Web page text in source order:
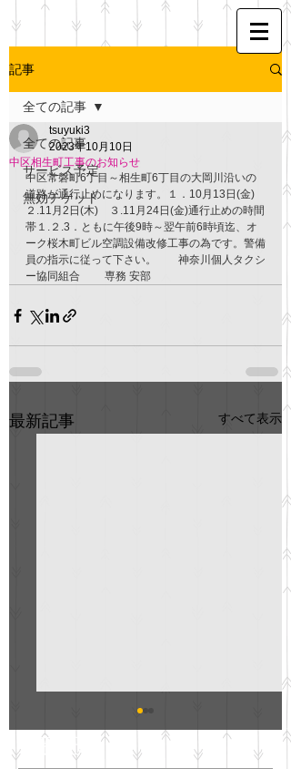
記事
全ての記事
サービス予定
無効チケット
全ての記事
中区相生町工事のお知らせ
tsuyuki3
2023年10月10日
中区常磐町6丁目～相生町6丁目の大岡川沿いの
道路が通行止めになります。１．10月13日(金)
２.11月2日(木)　３.11月24日(金)通行止めの時間
帯１.２.3．ともに午後9時～翌午前6時頃迄、オ
ーク桜木町ビル空調設備改修工事の為です。警備
員の指示に従って下さい。　　神奈川個人タクシ
ー協同組合 　　専務 安部
最新記事 すべて表示
明日(11月6日)午後3時～5
最新記事